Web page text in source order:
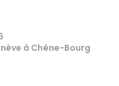
à Chêne-Bourg